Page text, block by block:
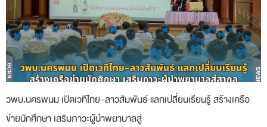
วพบ.นครพนม เปิดเวทีไทย–ลาวสัมพันธ์ แลกเปลี่ยนเรียนรู้ สร้างเครือ
ข่ายนักศึกษา เสริมภาวะผู้นำพยาบาลสู่